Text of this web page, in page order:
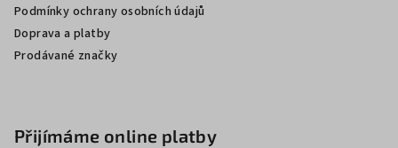
Podmínky ochrany osobních údajů
Doprava a platby
Prodávané značky
Přijímáme online platby